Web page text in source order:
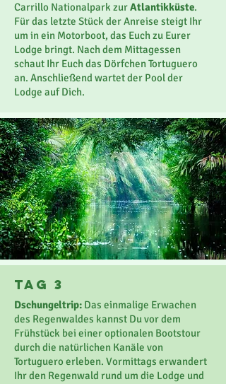
Carrillo Nationalpark zurAtlantikküste.
Für das letzte Stück der Anreise steigt Ihr
um in ein Motorboot, das Euch zu Eurer
Lodge bringt. Nach dem Mittagessen
schaut Ihr Euch das Dörfchen Tortuguero
an. Anschließend wartet der Pool der
Lodge auf Dich.
TaG 3
Dschungeltrip: Das einmalige Erwachen
des Regenwaldes kannst Du vor dem
Frühstück bei einer optionalen Bootstour
durch die natürlichen Kanäle von
Tortuguero erleben. Vormittags erwandert
Ihr den Regenwald rund um die Lodge und